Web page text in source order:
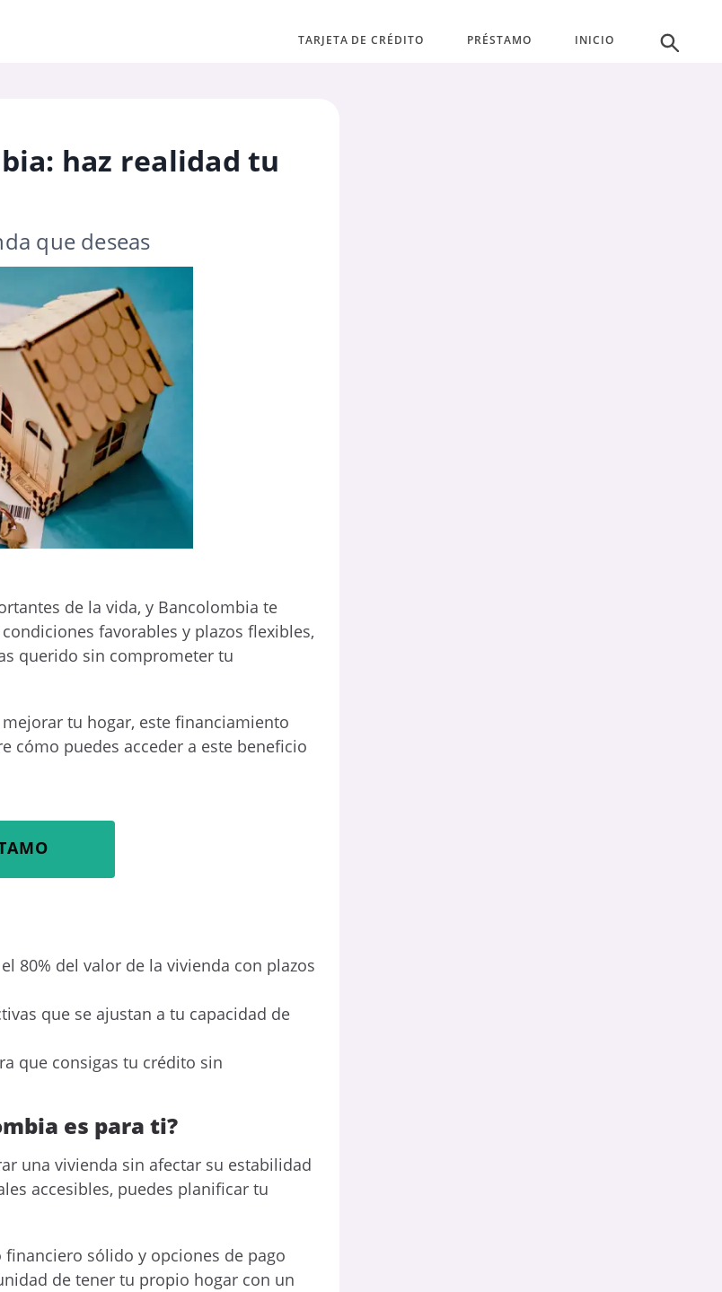
TARJETA DE CRÉDITO PRÉSTAMO INICIO
haz realidad tu
que deseas
de la vida, y Bancolombia te
favorables y plazos flexibles,
querido sin comprometer tu
tu hogar, este financiamiento
cómo puedes acceder a este beneficio
80% del valor de la vivienda con plazos
que se ajustan a tu capacidad de
que consigas tu crédito sin
es para ti?
una vivienda sin afectar su estabilidad
accesibles, puedes planificar tu
sólido y opciones de pago
de tener tu propio hogar con un